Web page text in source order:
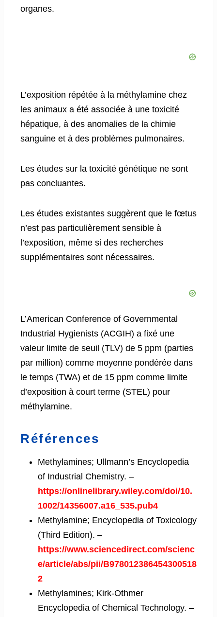
organes.
L’exposition répétée à la méthylamine chez
les animaux a été associée à une toxicité
hépatique, à des anomalies de la chimie
sanguine et à des problèmes pulmonaires.
Les études sur la toxicité génétique ne sont
pas concluantes.
Les études existantes suggèrent que le fœtus
n’est pas particulièrement sensible à
l’exposition, même si des recherches
supplémentaires sont nécessaires.
L’American Conference of Governmental
Industrial Hygienists (ACGIH) a fixé une
valeur limite de seuil (TLV) de 5 ppm (parties
par million) comme moyenne pondérée dans
le temps (TWA) et de 15 ppm comme limite
d’exposition à court terme (STEL) pour
méthylamine.
Références
Methylamines; Ullmann’s Encyclopedia
of Industrial Chemistry. –
https://onlinelibrary.wiley.com/doi/10.
1002/14356007.a16_535.pub4
Methylamine; Encyclopedia of Toxicology
(Third Edition). –
https://www.sciencedirect.com/scienc
e/article/abs/pii/B978012386454300518
2
Methylamines; Kirk-Othmer
Encyclopedia of Chemical Technology. –